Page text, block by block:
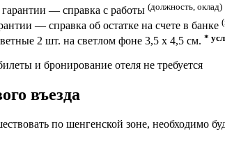
— справка с работы (должность, оклад)
— справка об остатке на счете в банке
2 шт. на светлом фоне 3,5 х 4,5 см. *
и бронирование отеля не требуется
въезда
по шенгенской зоне, необходимо